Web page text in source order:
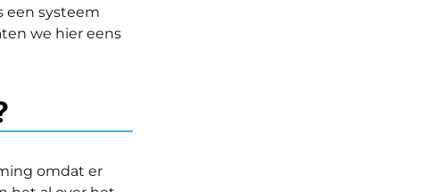
een systeem
we hier eens
omdat er